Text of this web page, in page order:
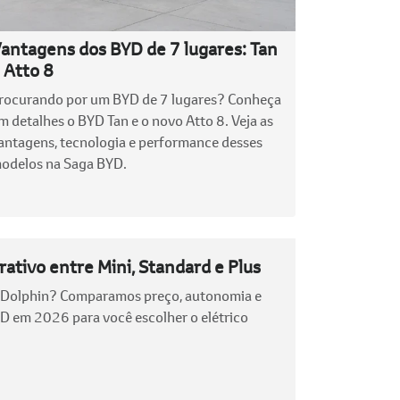
dos BYD de 7 lugares: Tan
Atto 8
por um BYD de 7 lugares? Conheça
detalhes o BYD Tan e o novo Atto 8. Veja as
tecnologia e performance desses
na Saga BYD.
entre Mini, Standard e Plus
Comparamos preço, autonomia e
em 2026 para você escolher o elétrico